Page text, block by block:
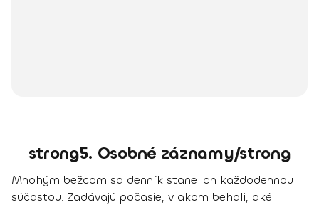
strong5. Osobné záznamy/strong
Mnohým bežcom sa denník stane ich každodennou
súčasťou. Zadávajú počasie, v akom behali, aké